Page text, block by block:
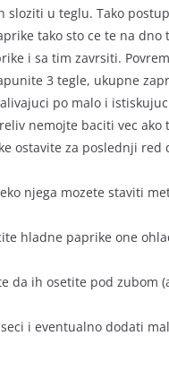
u teglu. Tako
tako sto ce te na dno
i sa tim zavrsiti.
3 tegle, ukupne
po malo i
nemojte baciti vec
ostavite za poslednji
njega mozete staviti
hladne paprike one
da ih osetite pod zubom
i eventualno dodati